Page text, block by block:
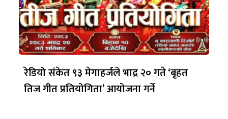
रेडियो संकेत ९३ मेगाहर्जले भाद्र २० गते ‘बृहत
तिज गीत प्रतियोगिता’ आयोजना गर्ने